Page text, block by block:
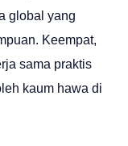
global yang
Keempat,
sama praktis
kaum hawa di